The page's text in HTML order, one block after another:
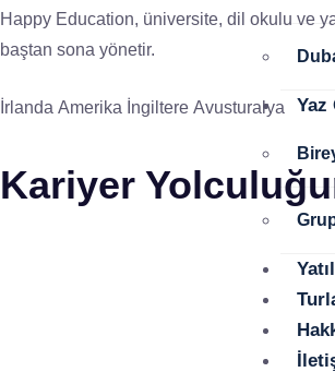
Yaz
Happy Education, üniversite, dil okulu ve
baştan sona yönetir.
İrlanda Amerika İngiltere Avusturalya
Kariyer